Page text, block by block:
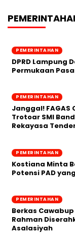
PEMERINTAHAN
DPRD Lampung
Permukaan
PEMERINTAHAN
Janggal! FAGAS
Trotoar SMI
Rekayasa
PEMERINTAHAN
Kostiana Minta
Potensi PAD
PEMERINTAHAN
Berkas
Rahman
Asalasiyah